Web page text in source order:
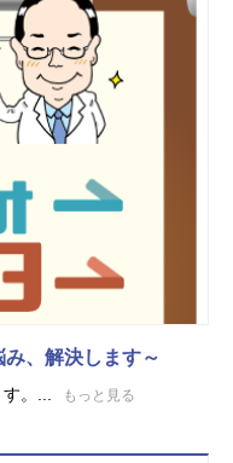
、解決します～
。... もっと見る